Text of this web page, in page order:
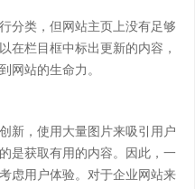
分类，但网站主页上没有足够
在栏目框中标出更新的内容，
网站的生命力。
新，使用大量图片来吸引用户
是获取有用的内容。因此，一
虑用户体验。对于企业网站来